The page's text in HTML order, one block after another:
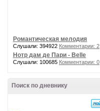
Романтическая мелодия
Слушали: 394922 Комментарии: 2
Нотр дам де Пари - Belle
Слушали: 100685 Комментарии: 0
Поиск по дневнику